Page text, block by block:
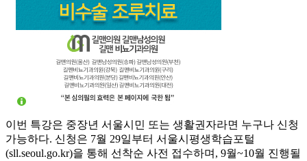
이번 특강은 중장년 서울시민 또는 생활권자라면 누구나 신청
가능하다. 신청은 7월 29일부터 서울시평생학습포털
(sll.seoul.go.kr)을 통해 선착순 사전 접수하며, 9월~10월 진행될